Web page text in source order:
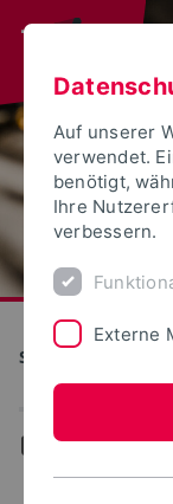
S(kim) - Service
...
Auf unserer
verwendet.
benötigt,
Ihre
verbessern.
Externe